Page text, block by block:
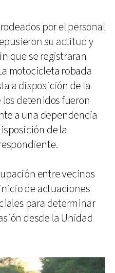
por el personal
su actitud y
que se registraran
motocicleta robada
a disposición de la
detenidos fueron
a una dependencia
de la
entre vecinos
de actuaciones
para determinar
desde la Unidad